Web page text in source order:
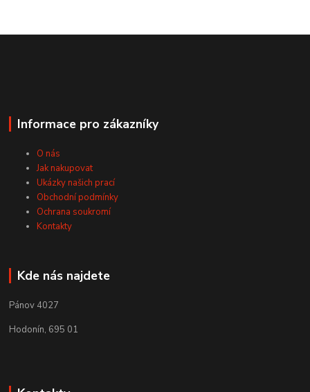
Informace pro zákazníky
O nás
Jak nakupovat
Ukázky našich prací
Obchodní podmínky
Ochrana soukromí
Kontakty
Kde nás najdete
Pánov 4027
Hodonín, 695 01